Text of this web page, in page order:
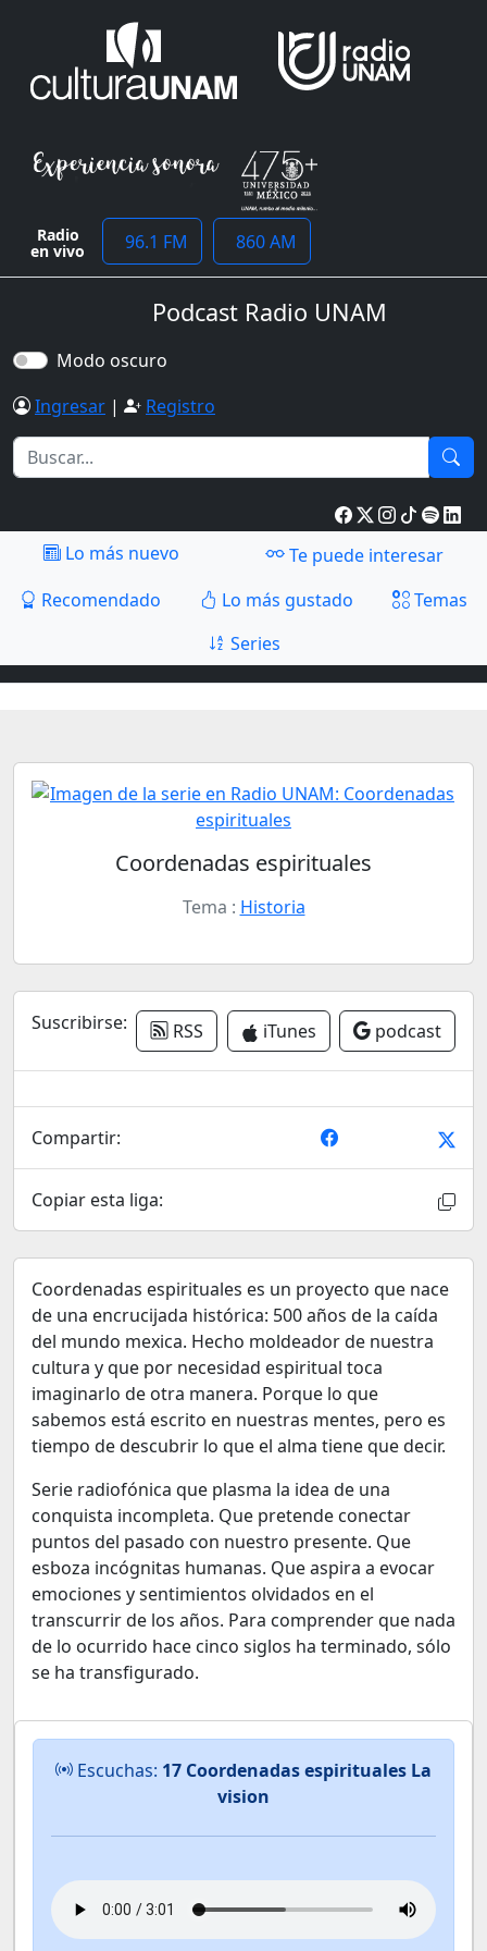
Radio
en vivo 96.1 FM 860 AM
Podcast Radio UNAM
Modo oscuro
Ingresar | Registro
Lo más nuevo
Te puede interesar
Recomendado
Lo más gustado
Temas
Series
Coordenadas espirituales
Tema : Historia
Suscribirse: RSS iTunes podcast
Compartir:
Copiar esta liga:
Coordenadas espirituales es un proyecto que nace
de una encrucijada histórica: 500 años de la caída
del mundo mexica. Hecho moldeador de nuestra
cultura y que por necesidad espiritual toca
imaginarlo de otra manera. Porque lo que
sabemos está escrito en nuestras mentes, pero es
tiempo de descubrir lo que el alma tiene que decir.
Serie radiofónica que plasma la idea de una
conquista incompleta. Que pretende conectar
puntos del pasado con nuestro presente. Que
esboza incógnitas humanas. Que aspira a evocar
emociones y sentimientos olvidados en el
transcurrir de los años. Para comprender que nada
de lo ocurrido hace cinco siglos ha terminado, sólo
se ha transfigurado.
Escuchas: 17 Coordenadas espirituales La
vision